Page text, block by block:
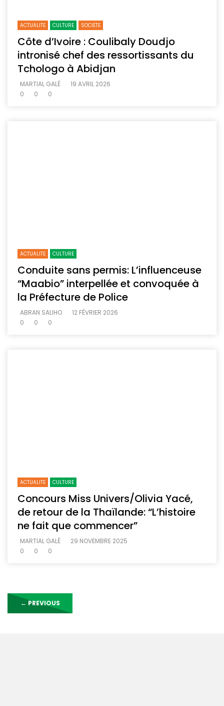
ACTUALITE CULTURE SOCIETE
Côte d’Ivoire : Coulibaly Doudjo
intronisé chef des ressortissants du
Tchologo à Abidjan
MARTIAL GALÉ
19 AVRIL 2026
0
0 0
ACTUALITE CULTURE
Conduite sans permis: L’influenceuse
“Maabio” interpellée et convoquée à
la Préfecture de Police
ABRAN SALIHO
12 FÉVRIER 2026
0
0 0
ACTUALITE CULTURE
Concours Miss Univers/Olivia Yacé,
de retour de la Thaïlande: “L’histoire
ne fait que commencer”
MARTIAL GALÉ
29 NOVEMBRE 2025
0
0 0
← PREVIOUS